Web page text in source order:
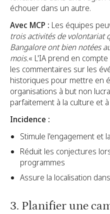
échouer dans un autre.
Avec MCP : Les équipes
trois activités de volontariat
Bangalore ont bien notées
mois.« L'IA prend en
les commentaires sur les
historiques pour mettre en
organisations à but non
parfaitement à la culture et
Incidence :
Stimule l'engagement et
Réduit les conjectures
programmes
Assure la localisation
3. Planifier une